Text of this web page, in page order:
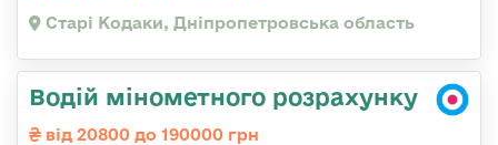
Старі Кодаки, Дніпропетровська область
Водій мінометного розрахунку
від 20800 до 190000 грн